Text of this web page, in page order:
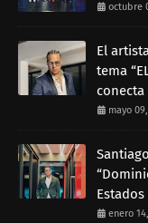
octubre
El
tema
mayo
enero